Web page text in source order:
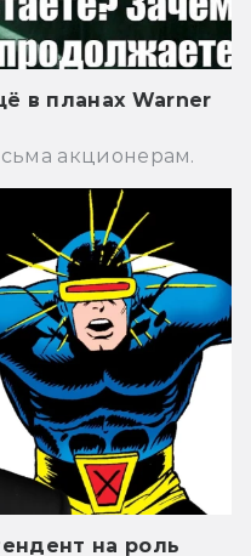
в планах Warner
акционерам.
на роль